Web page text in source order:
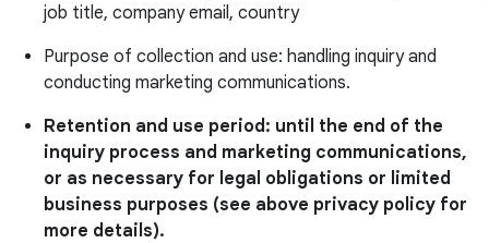
job title, company email, country
Purpose of collection and use: handling inquiry and
conducting marketing communications.
Retention and use period: until the end of the
inquiry process and marketing communications,
or as necessary for legal obligations or limited
business purposes (see above privacy policy for
more details).